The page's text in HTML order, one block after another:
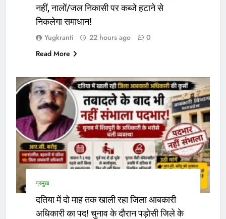
नहीं, नालों/जल निकासी पर कब्जे हटाने से
निकलेगा समाधान!
Yugkranti 22 hours ago
0
Read More
प्रमुख
दतिया में दो माह तक खाली रहा जिला आबकारी
अधिकारी का पद! चुनाव के दौरान पड़ोसी जिले के